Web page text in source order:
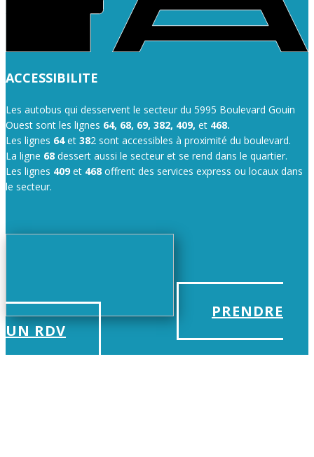
ACCESSIBILITE
Les autobus qui desservent le secteur du 5995 Boulevard Gouin
Ouest sont les lignes 64, 68, 69, 382, 409, et 468.
Les lignes 64et 382 sont accessibles à proximité du boulevard.
La ligne 68 dessert aussi le secteur et se rend dans le quartier.
Les lignes 409 et 468 offrent des services express ou locaux dans
le secteur.
PRENDRE
UN RDV